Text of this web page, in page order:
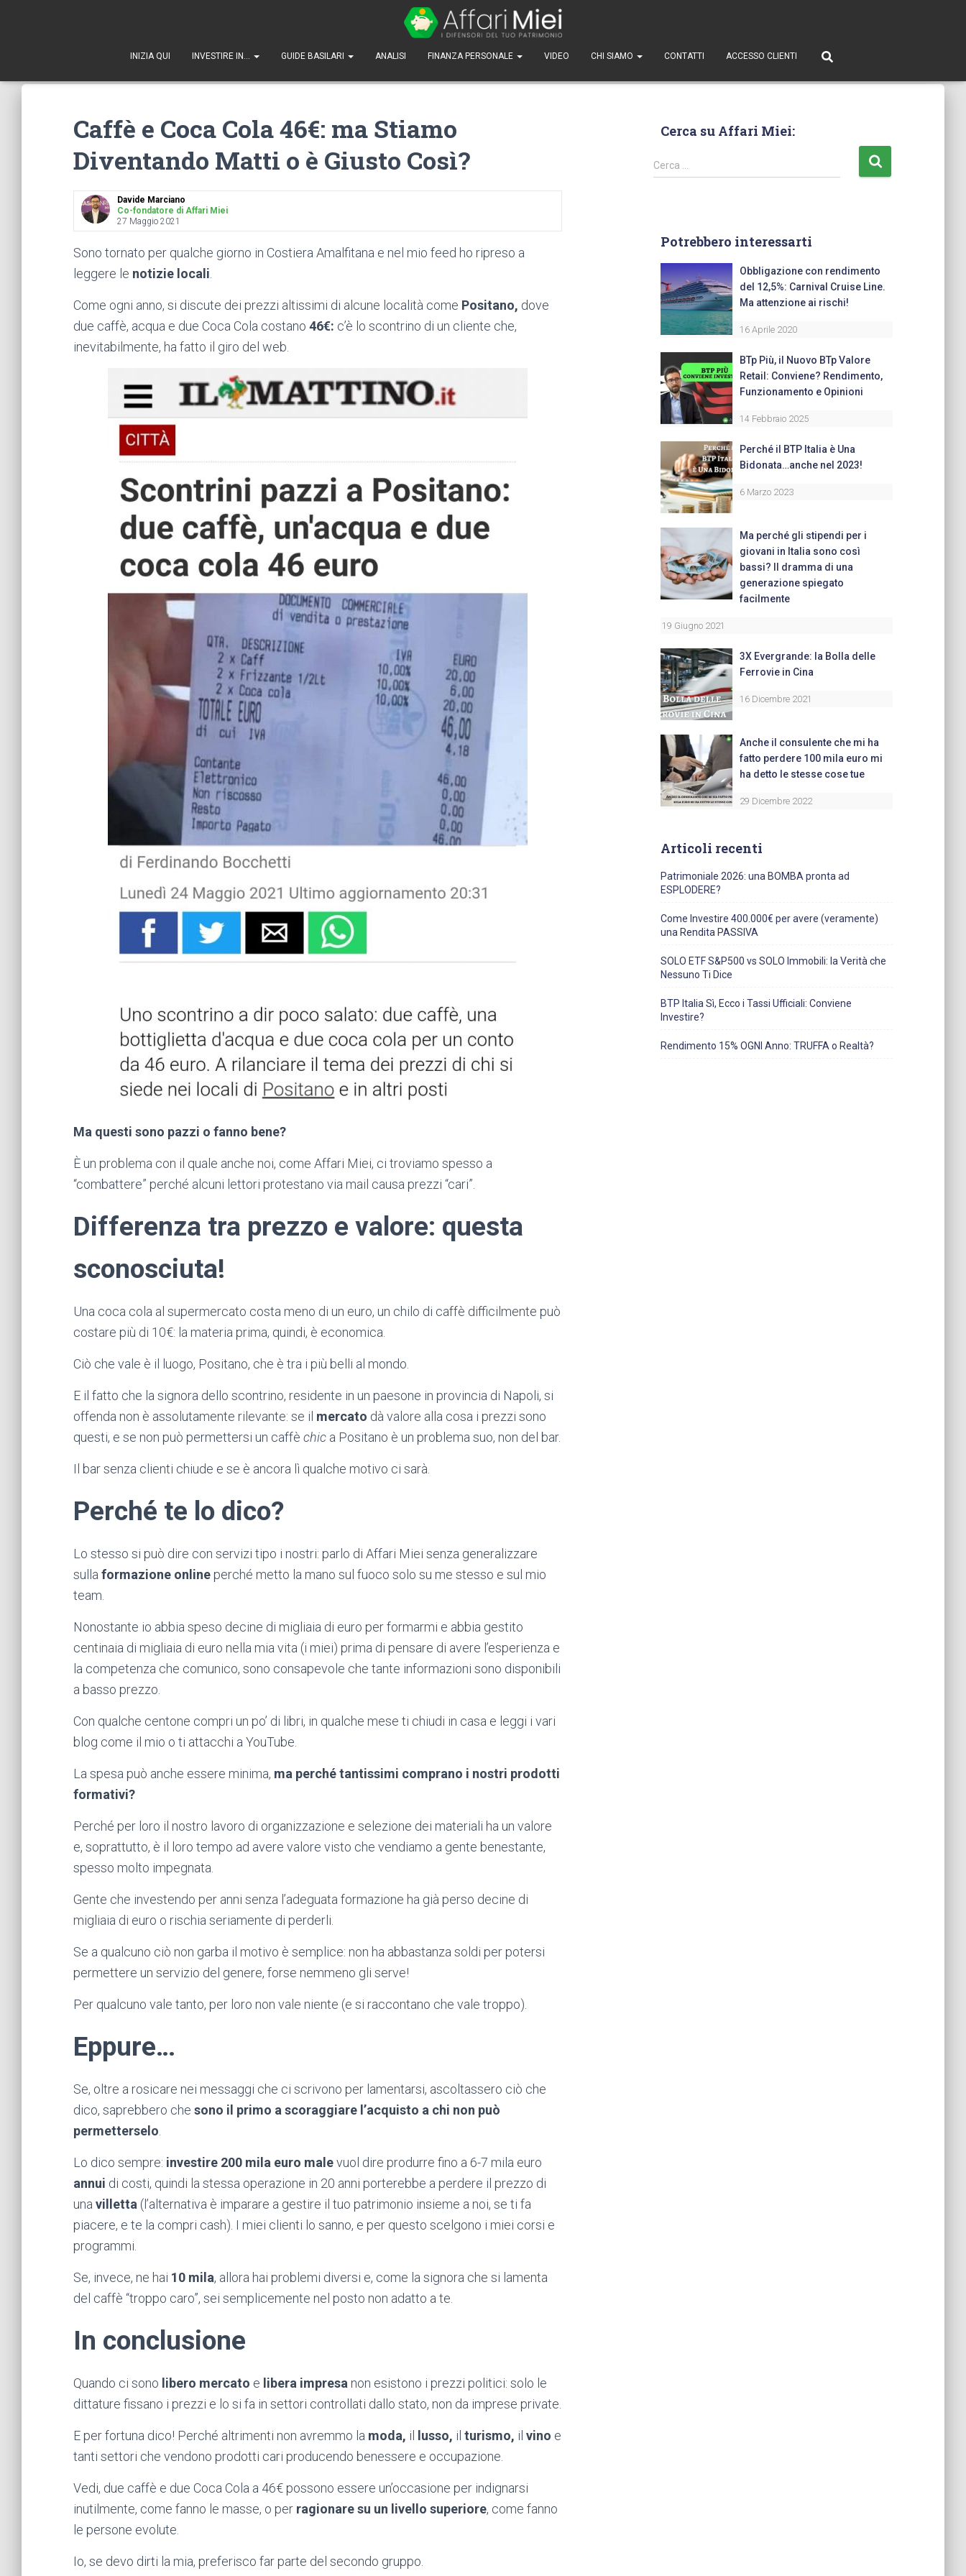
INIZIA QUI INVESTIRE IN… GUIDE BASILARI ANALISI FINANZA PERSONALE VIDEO CHI SIAMO CONTATTI ACCESSO CLIENTI
Caffè e Coca Cola 46€: ma Stiamo
Diventando Matti o è Giusto Così?
Davide Marciano
Co-fondatore di Affari Miei
27 Maggio 2021
Sono tornato per qualche giorno in Costiera Amalfitana e nel mio feed ho ripreso a
leggere le notizie locali
Come ogni anno, si discute dei prezzi altissimi di alcune località come Positano, dove
due caffè, acqua e due Coca Cola costano 46€: c’è lo scontrino di un cliente che,
inevitabilmente, ha fatto il giro del web.
Ma questi sono pazzi o fanno bene?
È un problema con il quale anche noi, come Affari Miei, ci troviamo spesso a
“combattere” perché alcuni lettori protestano via mail causa prezzi “cari”.
Differenza tra prezzo e valore: questa
sconosciuta!
Una coca cola al supermercato costa meno di un euro, un chilo di caffè difficilmente può
costare più di 10€: la materia prima, quindi, è economica.
Ciò che vale è il luogo, Positano, che è tra i più belli al mondo.
E il fatto che la signora dello scontrino, residente in un paesone in provincia di Napoli, si
offenda non è assolutamente rilevante: se il mercato dà valore alla cosa i prezzi sono
questi, e se non può permettersi un caffè chic a Positano è un problema suo, non del bar.
Il bar senza clienti chiude e se è ancora lì qualche motivo ci sarà.
Perché te lo dico?
Lo stesso si può dire con servizi tipo i nostri: parlo di Affari Miei senza generalizzare
sulla formazione online perché metto la mano sul fuoco solo su me stesso e sul mio
team.
Nonostante io abbia speso decine di migliaia di euro per formarmi e abbia gestito
centinaia di migliaia di euro nella mia vita (i miei) prima di pensare di avere l’esperienza e
la competenza che comunico, sono consapevole che tante informazioni sono disponibili
a basso prezzo.
Con qualche centone compri un po’ di libri, in qualche mese ti chiudi in casa e leggi i vari
blog come il mio o ti attacchi a YouTube.
La spesa può anche essere minima, ma perché tantissimi comprano i nostri prodotti
formativi?
Perché per loro il nostro lavoro di organizzazione e selezione dei materiali ha un valore
e, soprattutto, è il loro tempo ad avere valore visto che vendiamo a gente benestante,
spesso molto impegnata.
Gente che investendo per anni senza l’adeguata formazione ha già perso decine di
migliaia di euro o rischia seriamente di perderli.
Se a qualcuno ciò non garba il motivo è semplice: non ha abbastanza soldi per potersi
permettere un servizio del genere, forse nemmeno gli serve!
Per qualcuno vale tanto, per loro non vale niente (e si raccontano che vale troppo).
Eppure…
Se, oltre a rosicare nei messaggi che ci scrivono per lamentarsi, ascoltassero ciò che
dico, saprebbero che sono il primo a scoraggiare l’acquisto a chi non può
permetterselo
Lo dico sempre: investire 200 mila euro malevuol dire produrre fino a 6-7 mila euro
annui di costi, quindi la stessa operazione in 20 anni porterebbe a perdere il prezzo di
una villetta (l’alternativa è imparare a gestire il tuo patrimonio insieme a noi, se ti fa
piacere, e te la compri cash). I miei clienti lo sanno, e per questo scelgono i miei corsi e
programmi.
Se, invece, ne hai 10 mila, allora hai problemi diversi e, come la signora che si lamenta
del caffè “troppo caro”, sei semplicemente nel posto non adatto a te.
In conclusione
Quando ci sono libero mercato e libera impresa non esistono i prezzi politici: solo le
dittature fissano i prezzi e lo si fa in settori controllati dallo stato, non da imprese private.
E per fortuna dico! Perché altrimenti non avremmo la moda, il lusso, il turismo, il vino e
tanti settori che vendono prodotti cari producendo benessere e occupazione.
Vedi, due caffè e due Coca Cola a 46€ possono essere un’occasione per indignarsi
inutilmente, come fanno le masse, o per ragionare su un livello superiore, come fanno
le persone evolute.
Io, se devo dirti la mia, preferisco far parte del secondo gruppo.
Cerca su Affari Miei:
Cerca …
Potrebbero interessarti
Obbligazione con rendimento
del 12,5%: Carnival Cruise Line.
Ma attenzione ai rischi!
16 Aprile 2020
BTp Più, il Nuovo BTp Valore
Retail: Conviene? Rendimento,
Funzionamento e Opinioni
14 Febbraio 2025
Perché il BTP Italia è Una
Bidonata…anche nel 2023!
6 Marzo 2023
Ma perché gli stipendi per i
giovani in Italia sono così
bassi? Il dramma di una
generazione spiegato
facilmente
19 Giugno 2021
3X Evergrande: la Bolla delle
Ferrovie in Cina
16 Dicembre 2021
Anche il consulente che mi ha
fatto perdere 100 mila euro mi
ha detto le stesse cose tue
29 Dicembre 2022
Articoli recenti
Patrimoniale 2026: una BOMBA pronta ad
ESPLODERE?
Come Investire 400.000€ per avere (veramente)
una Rendita PASSIVA
SOLO ETF S&P500 vs SOLO Immobili: la Verità che
Nessuno Ti Dice
BTP Italia Sì, Ecco i Tassi Ufficiali: Conviene
Investire?
Rendimento 15% OGNI Anno: TRUFFA o Realtà?